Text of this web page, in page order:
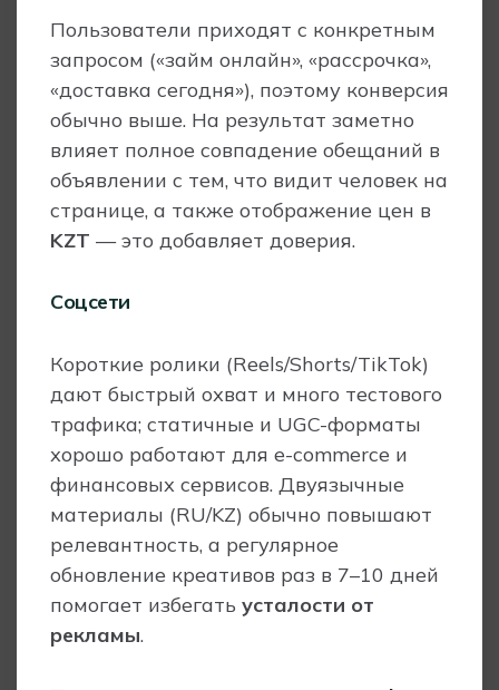
Пользователи приходят с конкретным
запросом («займ онлайн», «рассрочка»,
«доставка сегодня»), поэтому конверсия
обычно выше. На результат заметно
влияет полное совпадение обещаний в
объявлении с тем, что видит человек на
странице, а также отображение цен в
KZT — это добавляет доверия.
Соцсети
Короткие ролики (Reels/Shorts/TikTok)
дают быстрый охват и много тестового
трафика; статичные и UGC-форматы
хорошо работают для e-commerce и
финансовых сервисов. Двуязычные
материалы (RU/KZ) обычно повышают
релевантность, а регулярное
обновление креативов раз в 7–10 дней
помогает избегать усталости от
рекламы.